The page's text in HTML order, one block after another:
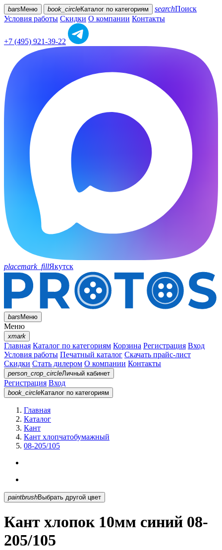
bars Меню book_circleКаталог по категориям searchПоиск
Условия работы Скидки О компании Контакты
+7 (495) 921-39-22
placemark_fillЯкутск
barsМеню
Меню
xmark
Главная Каталог по категориям Корзина Регистрация Вход
Условия работы Печатный каталог Скачать прайс-лист
Скидки Стать дилером О компании Контакты
person_crop_circleЛичный кабинет
Регистрация Вход
book_circleКаталог по категориям
Главная
Каталог
Кант
Кант хлопчатобумажный
08-205/105
paintbrush Выбрать другой цвет
Кант хлопок 10мм синий 08-
205/105